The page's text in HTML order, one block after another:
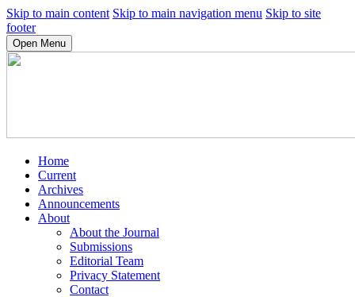
Skip to main content Skip to main navigation menu Skip to site
footer
Open Menu
Home
Current
Archives
Announcements
About
About the Journal
Submissions
Editorial Team
Privacy Statement
Contact